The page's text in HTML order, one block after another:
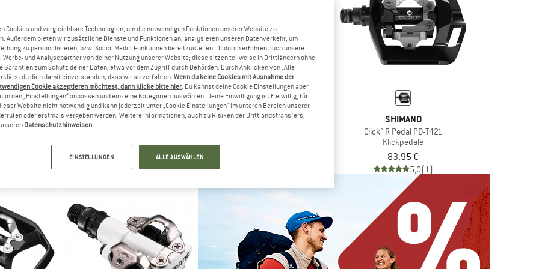
SHIMANO
5,0(1)
SHIMANO SHIMANO
Click`R Pedal PD-T421
Klickpedale
83,95 €
5,0(1)
Cookies und vergleichbare Technologien, um die notwendigen Funktionen unserer Website zu
Außerdem bieten wir zusätzliche Dienste und Funktionen an, analysieren unseren Datenverkehr, um
zu personalisieren, bzw. Social Media-Funktionen bereitzustellen. Dadurch erfahren auch unsere
Werbe- und Analysepartner von deiner Nutzung unserer Website; diese sitzen teilweise in Drittländern ohne
Garantien zum Schutz deiner Daten, etwa vor dem Zugriff durch Behörden. Durch Anklicken von „Alle
du dich damit einverstanden, dass wir so verfahren. Wenn du keine Cookies mit Ausnahme der
Cookie akzeptieren möchtest, dann klicke bitte hier. Du kannst deine Cookie Einstellungen aber
in den „Einstellungen“ anpassen und einzelne Kategorien auswählen. Deine Einwilligung ist freiwillig, für
Website nicht notwendig und kann jederzeit unter „Cookie Einstellungen“ im unteren Bereich unserer
oder erstmals vergeben werden. Weitere Informationen, auch zu Risiken der Drittlandstransfers,
Datenschutzhinweisen.
EINSTELLUNGEN ALLE AUSWÄHLEN